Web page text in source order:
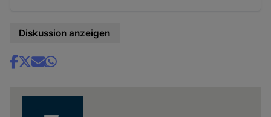
Diskussion anzeigen
Share